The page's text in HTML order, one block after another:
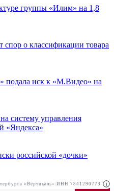
АО"ПРАВО.РУ" ИНН: 7708095468
группы «Илим» на 1,8
о классификации товара
подала иск к «М.Видео» на
систему управления
«Яндекса»
российской «дочки»
«Вертикаль» ИНН 7841290773